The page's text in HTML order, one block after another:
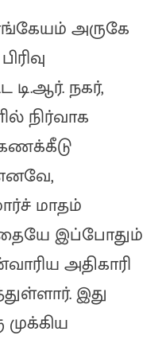
அருகே
நகர்,
நிர்வாக
மாதம்
இப்போதும்
அதிகாரி
இது